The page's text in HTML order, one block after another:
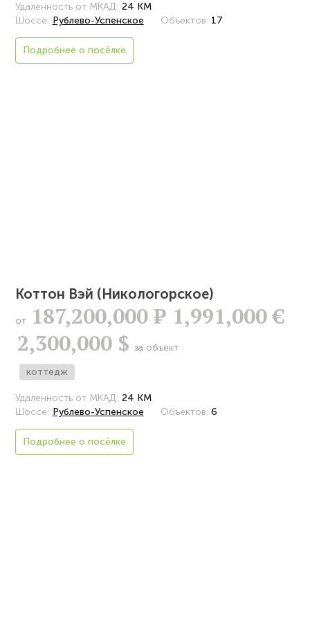
Удаленность от МКАД: 24 КМ
Шоссе: Рублево-Успенское Объектов: 17
Подробнее о посёлке
Коттон Вэй (Никологорское)
от 187,200,000Р 1,991,000 €
2,300,000 $ за объект
коттедж
Удаленность от МКАД: 24 КМ
Шоссе: Рублево-Успенское Объектов: 6
Подробнее о посёлке